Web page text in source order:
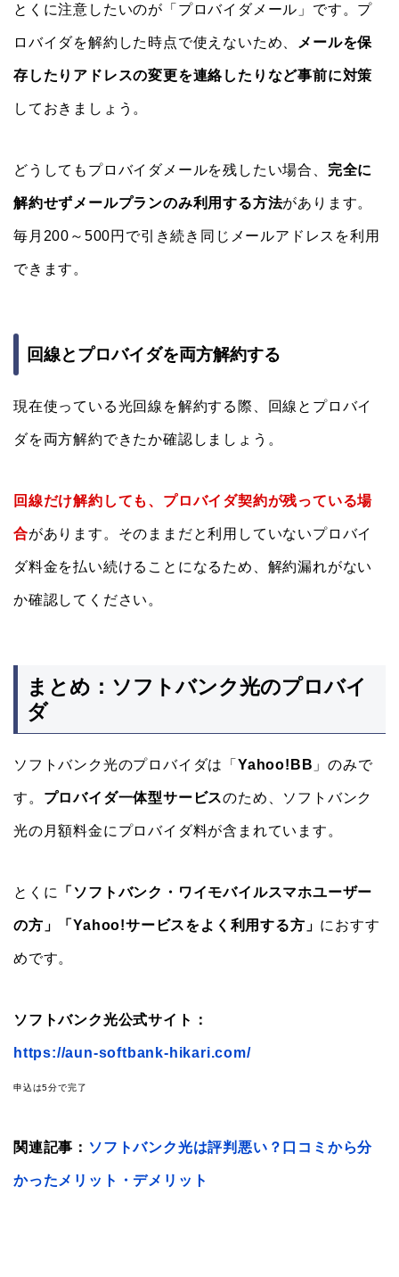
とくに注意したいのが「プロバイダメール」です。プ
ロバイダを解約した時点で使えないため、 メールを保
存したりアドレスの変更を連絡したりなど事前に対策
しておきましょう。
どうしてもプロバイダメールを残したい場合、 完全に
解約せずメールプランのみ利用する方法があります。
毎月200～500円で引き続き同じメールアドレスを利用
できます。
回線とプロバイダを両方解約する
現在使っている光回線を解約する際、回線とプロバイ
ダを両方解約できたか確認しましょう。
回線だけ解約しても、プロバイダ契約が残っている場
合があります。そのままだと利用していないプロバイ
ダ料金を払い続けることになるため、解約漏れがない
か確認してください。
まとめ：ソフトバンク光のプロバイ
ダ
ソフトバンク光のプロバイダは「 Yahoo!BB 」のみで
す。 プロバイダ一体型サービスのため、ソフトバンク
光の月額料金にプロバイダ料が含まれています。
とくに 「ソフトバンク・ワイモバイルスマホユーザー
の方」「Yahoo!サービスをよく利用する方」 におすす
めです。
ソフトバンク光公式サイト：
https://aun-softbank-hikari.com/
申込は5分で完了
関連記事： ソフトバンク光は評判悪い？口コミから分
かったメリット・デメリット